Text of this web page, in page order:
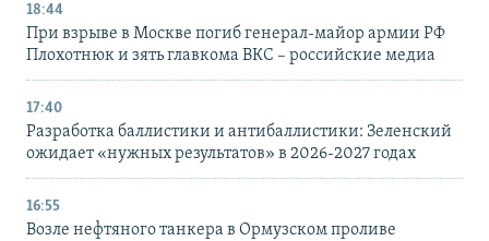
18:44
При взрыве в Москве погиб генерал-майор армии РФ
Плохотнюк и зять главкома ВКС – российские медиа
17:40
Разработка баллистики и антибаллистики: Зеленский
ожидает «нужных результатов» в 2026-2027 годах
16:55
Возле нефтяного танкера в Ормузском проливе